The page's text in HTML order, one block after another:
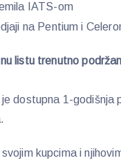
IATS-om
na Pentium i
listu trenutno
dostupna 1-godišnja
kupcima i